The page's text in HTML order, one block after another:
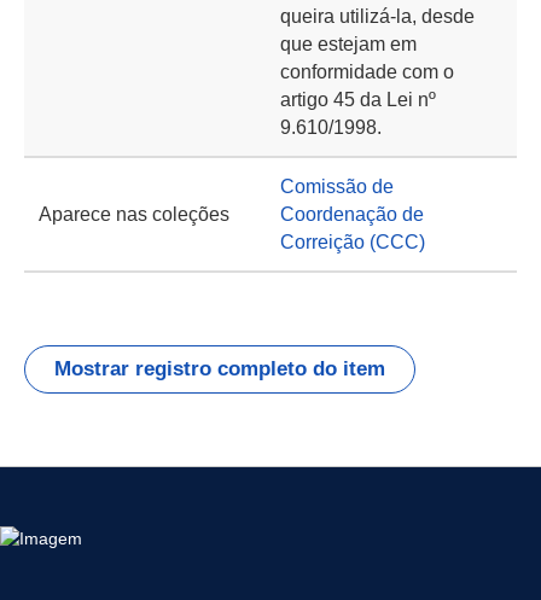
queira utilizá-la, desde
que estejam em
conformidade com o
artigo 45 da Lei nº
9.610/1998.
Aparece nas coleções
Comissão de
Coordenação de
Correição (CCC)
Mostrar registro completo do item